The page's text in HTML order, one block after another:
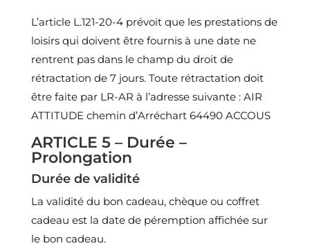
L’article L.121-20-4 prévoit que les prestations de
loisirs qui doivent être fournis à une date ne
rentrent pas dans le champ du droit de
rétractation de 7 jours. Toute rétractation doit
être faite par LR-AR à l’adresse suivante : AIR
ATTITUDE chemin d’Arréchart 64490 ACCOUS
ARTICLE 5 – Durée –
Prolongation
Durée de validité
La validité du bon cadeau, chèque ou coffret
cadeau est la date de péremption affichée sur
le bon cadeau.